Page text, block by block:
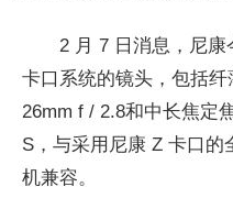
2 月 7 日消息，尼
卡口系统的镜头，包括
26mm f / 2.8和中长焦定
S，与采用尼康 Z 卡口的
机兼容。